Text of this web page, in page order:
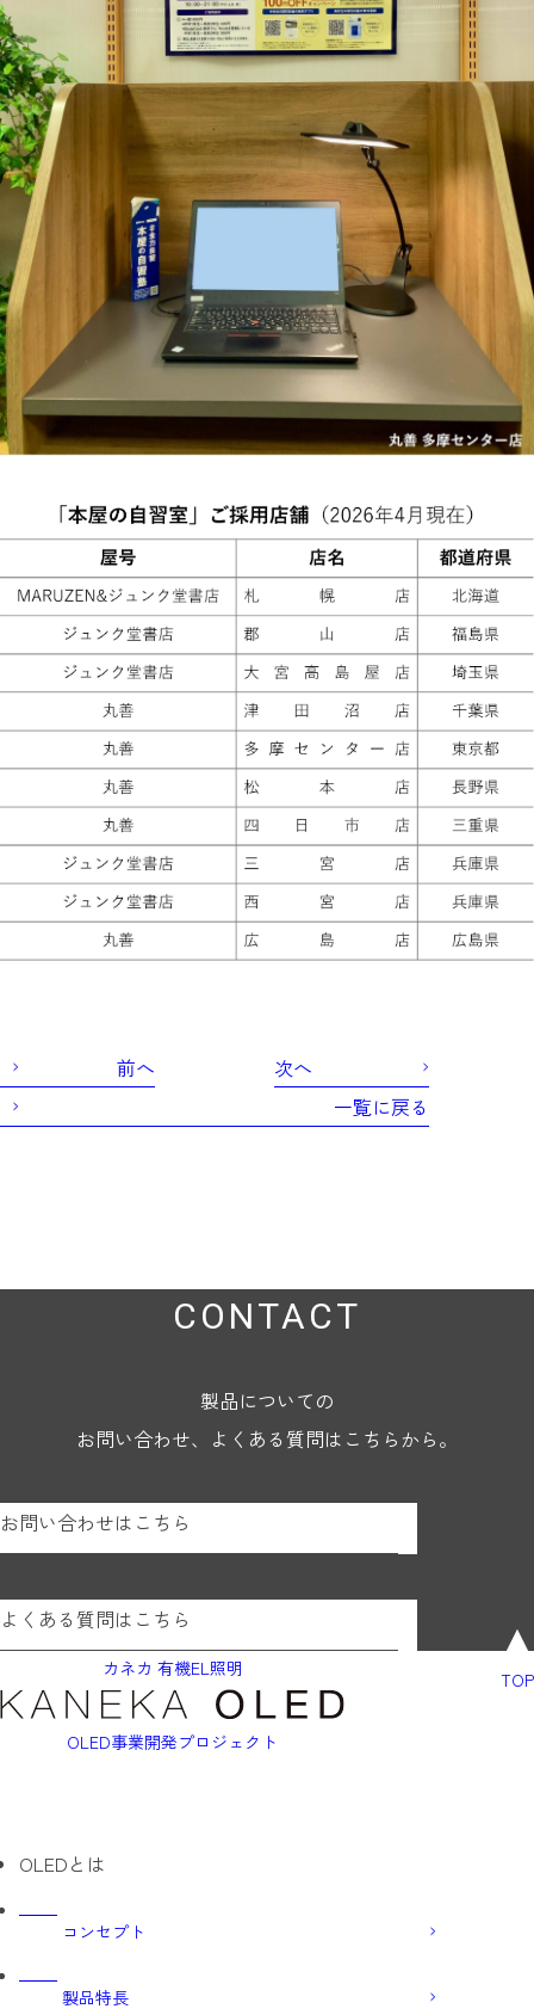
一覧に戻る
前へ 次へ
CONTACT
製品についての
お問い合わせ、よくある質問はこちらから。
お問い合わせはこちら
よくある質問はこちら
TOP
カネカ 有機EL照明
OLED事業開発プロジェクト
OLEDとは
コンセプト
製品特長